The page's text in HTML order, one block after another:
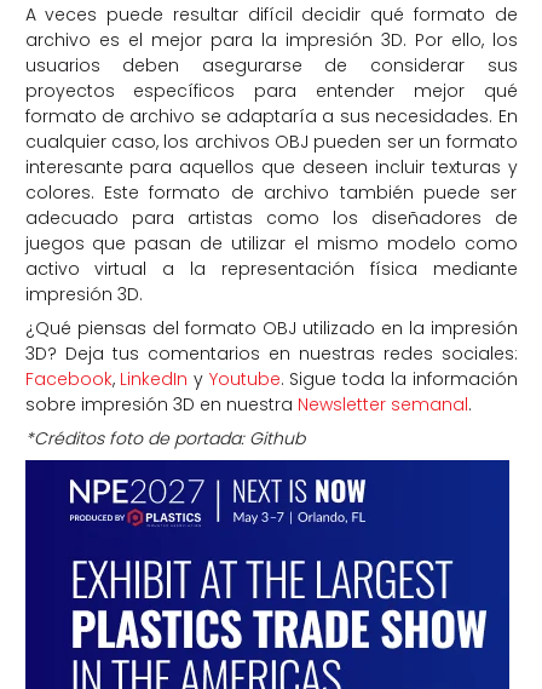
A veces puede resultar difícil decidir qué formato de
archivo es el mejor para la impresión 3D. Por ello, los
usuarios deben asegurarse de considerar sus
proyectos específicos para entender mejor qué
formato de archivo se adaptaría a sus necesidades. En
cualquier caso, los archivos OBJ pueden ser un formato
interesante para aquellos que deseen incluir texturas y
colores. Este formato de archivo también puede ser
adecuado para artistas como los diseñadores de
juegos que pasan de utilizar el mismo modelo como
activo virtual a la representación física mediante
impresión 3D.
¿Qué piensas del formato OBJ utilizado en la impresión
3D? Deja tus comentarios en nuestras redes sociales:
Facebook, LinkedIn y Youtube. Sigue toda la información
sobre impresión 3D en nuestra Newsletter semanal.
*Créditos foto de portada: Github